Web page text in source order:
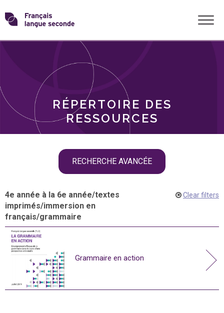
Skip
toTransformons
langue
RÉPERTOIRE DES
RESSOURCES
RECHERCHE AVANCÉE
THÈMES
4e année à la 6e année/textes
imprimés/immersion en
français/grammaire
Clear filters
Grammaire en action